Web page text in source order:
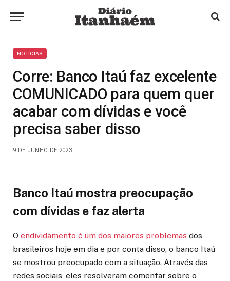
NOTÍCIAS
Corre: Banco Itaú faz excelente
COMUNICADO para quem quer
acabar com dívidas e você
precisa saber disso
9 DE JUNHO DE 2023
Banco Itaú mostra preocupação
com dívidas e faz alerta
O endividamento é um dos maiores problemas dos
brasileiros hoje em dia e por conta disso, o banco Itaú
se mostrou preocupado com a situação. Através das
redes sociais, eles resolveram comentar sobre o